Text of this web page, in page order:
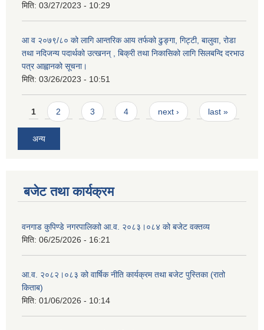
मिति: 03/27/2023 - 10:29
आ व २०७९/८० को लागि आन्तरिक आय तर्फको ढुङ्गा, गिट्टी, बालुवा, रोडा
तथा नदिजन्य पदार्थको उत्खनन् , बिक्री तथा निकासिको लागि सिलबन्दि दरभाउ
पत्र आह्वानको सूचना।
मिति: 03/26/2023 - 10:51
Pages
1 2 3 4 next › last »
अन्य
बजेट तथा कार्यक्रम
वनगाड कुपिण्डे नगरपालिकाो आ.व. २०८३।०८४ को बजेट वक्तव्य
मिति: 06/25/2026 - 16:21
आ.व. २०८२।०८३ को वार्षिक नीति कार्यक्रम तथा बजेट पुस्तिका (रातो
किताब)
मिति: 01/06/2026 - 10:14